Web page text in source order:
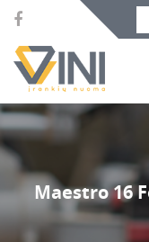
Search bar place.
Maestro 16